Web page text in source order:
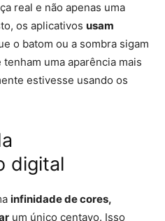
real e não apenas uma
os aplicativos usam
o batom ou a sombra sigam
uma aparência mais
estivesse usando os
digital
infinidade de cores,
um único centavo. Isso